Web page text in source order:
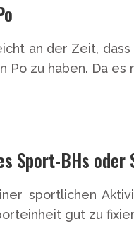
an der Zeit,
Po zu haben. Da
Sport-BHs
sportlichen
gut zu